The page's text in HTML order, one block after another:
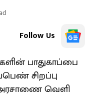
Follow Us
பாது​காப்பை
சிறப்பு
அரசாணை வெளி​